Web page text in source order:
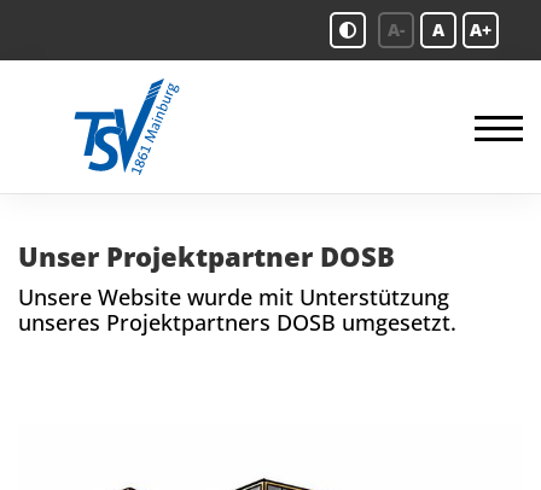
A- A A+
Unser Projektpartner DOSB
Unsere Website wurde mit Unterstützung
unseres Projektpartners DOSB umgesetzt.